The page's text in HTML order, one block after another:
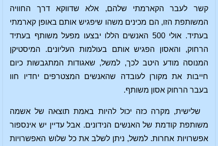
קשר לעבר הקארמתי שלהם, אלא שדווקא דרך החוויה
המשותפת הזו, הם מכינים משהו שיפגיש אותם באופן קארמתי
בעתיד. אולי 500 האנשים הללו יבצעו מפעל משותף בעתיד
הרחוק, והאסון הפגיש אותם בעולמות העליונים. המיסטיקן
המנוסה מודע היטב לכך, למשל, שאגודות המתגבשות כיום
חייבות את מקורן לעובדה שהאנשים המצטרפים יחדיו חוו
בעבר הרחוק אסון משותף.
שלישית, מקרה כזה יכול להיות באמת תוצאה של אשמה
משותפת קודמת של האנשים הנידונים. אבל עדיין יש אינספור
אפשרויות אחרות. למשל, ניתן לשלב את כל שלוש האפשרויות